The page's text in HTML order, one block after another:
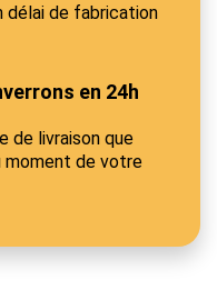
délai de fabrication
en 24h
de livraison que
moment de votre